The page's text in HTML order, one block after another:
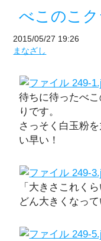
べこのこク
2015/05/27 19:26
まなざし
待ちに待ったべ
りです。
さっそく白玉粉
い早い！
「大きさこれく
どん大きくなって